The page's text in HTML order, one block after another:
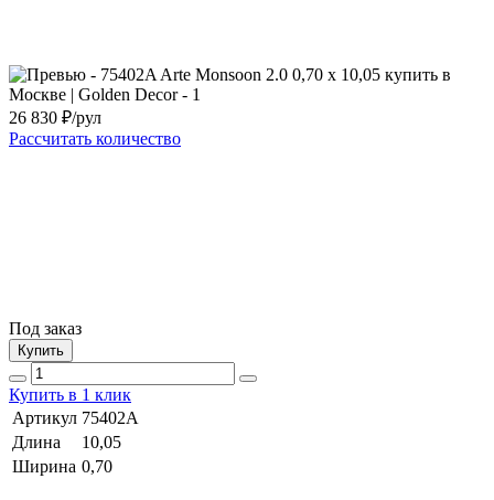
26 830 ₽/рул
Рассчитать количество
Под заказ
Купить
Купить в 1 клик
Артикул 75402A
Длина
10,05
Ширина 0,70